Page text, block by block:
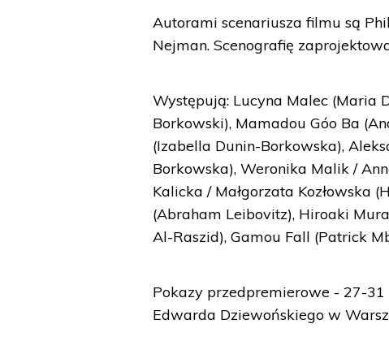
Autorami scenariusza filmu są
Nejman. Scenografię
Występują: Lucyna Malec (Maria
Borkowski), Mamadou Góo Ba
(Izabella Dunin-Borkowska),
Borkowska), Weronika Malik /
Kalicka / Małgorzata Kozłowska
(Abraham Leibovitz), Hiroaki
Al-Raszid), Gamou Fall (Patrick
Pokazy przedpremierowe - 27-
Edwarda Dziewońskiego w